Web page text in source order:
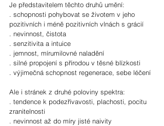
Je představitelem těchto druhů umění:
. schopnosti pohybovat se životem v jeho
pozitivních i méně pozitivních vlnách s grácií
. nevinnost, čistota
. senzitivita a intuice
. jemnost, mírumilovné naladění
. silné propojení s přírodou v těsné blízkosti
. výjimečná schopnost regenerace, sebe léčení
Ale i stránek z druhé poloviny spektra:
. tendence k podezřívavosti, plachosti, pocitu
zranitelnosti
. nevinnost až do míry jisté naivity